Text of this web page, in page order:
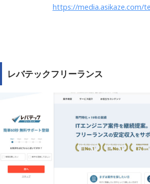
サポート
・税務関連サービス優待
運営会社 株式会社Asikaze
https://media.asikaze.com/
レバテックフリーランス